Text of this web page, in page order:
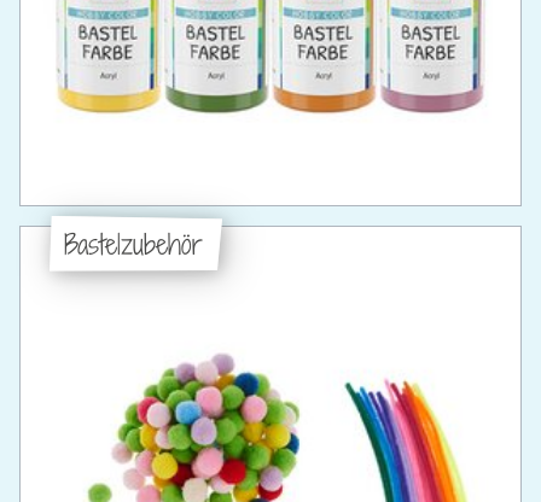
Bastelzubehör